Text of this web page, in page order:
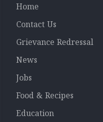
Home
Contact Us
Grievance Redressal
News
Jobs
Food & Recipes
Education